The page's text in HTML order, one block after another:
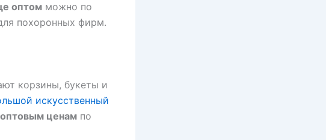
оптом можно по
похоронных фирм.
корзины, букеты и
искусственный
ценам по